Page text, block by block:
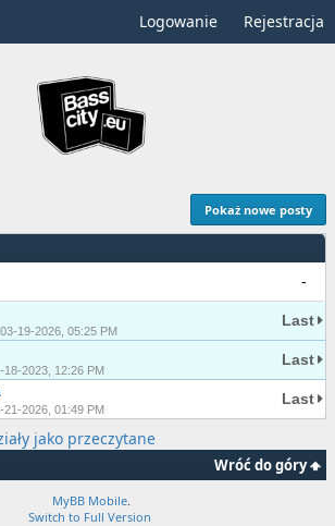
Logowanie Rejestracja
Pokaż nowe posty
-
19-2026, 05:25 PM
Last
2023, 12:26 PM
Last
2026, 01:49 PM
Last
jako przeczytane
Wróć do góry
MyBB Mobile.
Switch to Full Version